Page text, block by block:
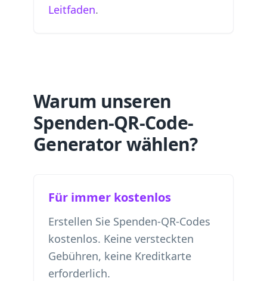
Leitfaden.
Warum unseren
Spenden-QR-Code-
Generator wählen?
Für immer kostenlos
Erstellen Sie Spenden-QR-Codes
kostenlos. Keine versteckten
Gebühren, keine Kreditkarte
erforderlich.